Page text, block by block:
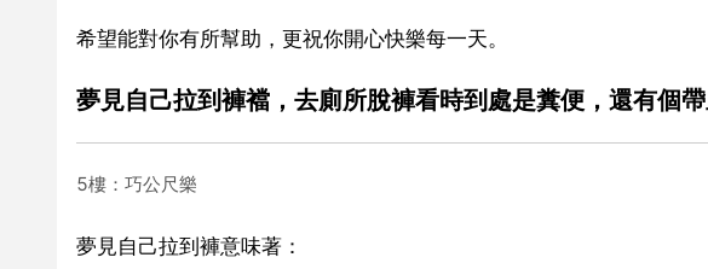
希望能對你有所幫助，更祝你開心快樂每一天。
夢見自己拉到褲襠，去廁所脫褲看時到處是糞便，還有個
5樓：巧公尺樂
夢見自己拉到褲意味著：